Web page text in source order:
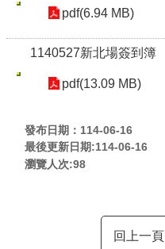
pdf(6.94 MB)
1140527新北場簽到簿
pdf(13.09 MB)
發布日期：114-06-16
最後更新日期:114-06-16
瀏覽人次:98
回上一頁